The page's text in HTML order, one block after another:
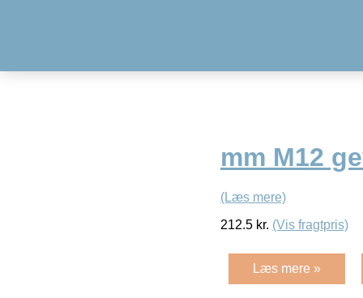
mm M12
(Læs mere)
212.5 kr. (Vis fragtpris)
Læs mere »